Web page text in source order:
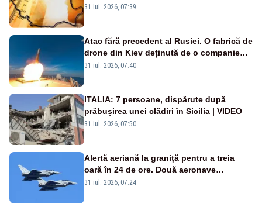
de grade, iar nopțile devin tropicale
31 iul. 2026, 07:39
Atac fără precedent al Rusiei. O fabrică de
drone din Kiev deținută de o companie
americană, distrusă de o rachetă
31 iul. 2026, 07:40
ITALIA: 7 persoane, dispărute după
prăbușirea unei clădiri în Sicilia | VIDEO
31 iul. 2026, 07:50
Alertă aeriană la graniță pentru a treia
oară în 24 de ore. Două aeronave
Eurofighter britanice au fost ridicate de la
31 iul. 2026, 07:24